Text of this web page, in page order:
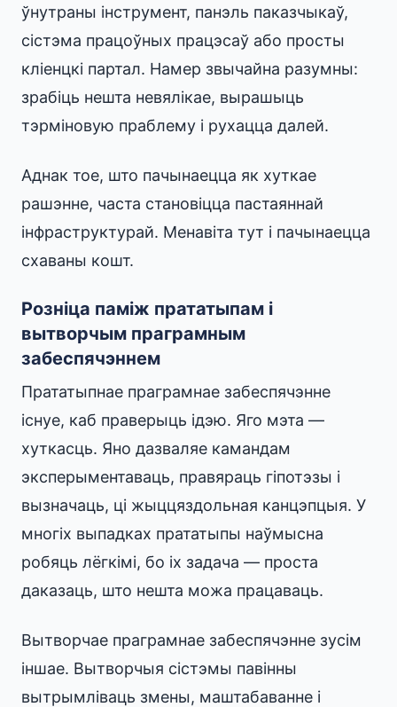
ўнутраны інструмент, панэль паказчыкаў,
сістэма працоўных працэсаў або просты
кліенцкі партал. Намер звычайна разумны:
зрабіць нешта невялікае, вырашыць
тэрміновую праблему і рухацца далей.
Аднак тое, што пачынаецца як хуткае
рашэнне, часта становіцца пастаяннай
інфраструктурай. Менавіта тут і пачынаецца
схаваны кошт.
Розніца паміж прататыпам і
вытворчым праграмным
забеспячэннем
Прататыпнае праграмнае забеспячэнне
існуе, каб праверыць ідэю. Яго мэта —
хуткасць. Яно дазваляе камандам
эксперыментаваць, правяраць гіпотэзы і
вызначаць, ці жыццяздольная канцэпцыя. У
многіх выпадках прататыпы наўмысна
робяць лёгкімі, бо іх задача — проста
даказаць, што нешта можа працаваць.
Вытворчае праграмнае забеспячэнне зусім
іншае. Вытворчыя сістэмы павінны
вытрымліваць змены, маштабаванне і